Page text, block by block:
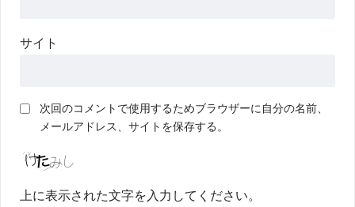
サイト
次回のコメントで使用するためブラウザーに自分の名前、
メールアドレス、サイトを保存する。
上に表示された文字を入力してください。